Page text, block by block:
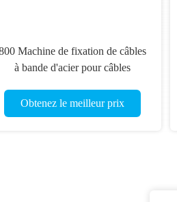
Machine de fixation de câbles
à bande d'acier pour câbles
Obtenez le meilleur prix